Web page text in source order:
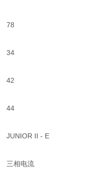
78
34
42
44
JUNIOR II - E
三相电流